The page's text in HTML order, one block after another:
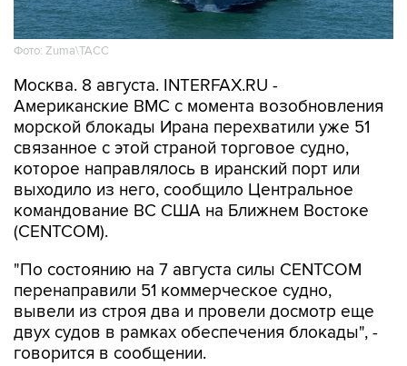
Фото: Zuma\ТАСС
Москва. 8 августа. INTERFAX.RU -
Американские ВМС с момента возобновления
морской блокады Ирана перехватили уже 51
связанное с этой страной торговое судно,
которое направлялось в иранский порт или
выходило из него, сообщило Центральное
командование ВС США на Ближнем Востоке
(CENTCOM).
"По состоянию на 7 августа силы CENTCOM
перенаправили 51 коммерческое судно,
вывели из строя два и провели досмотр еще
двух судов в рамках обеспечения блокады", -
говорится в сообщении.